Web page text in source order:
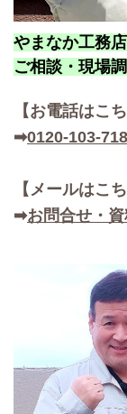
やまなか工務店
ご相談・現場
【お電話はこ
➡0120-103-718
【メールはこ
➡お問合せ・